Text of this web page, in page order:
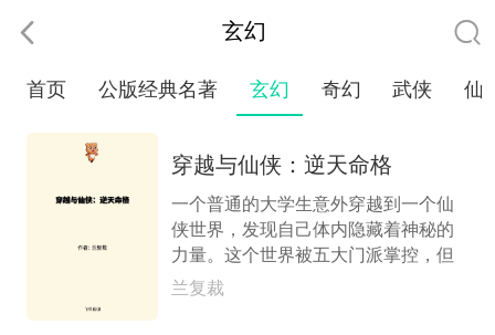
玄幻
首页 公版经典名著 玄幻 奇幻 武侠 仙
穿越与仙侠：逆天命格
一个普通的大学生意外穿越到一个仙
侠世界，发现自己体内隐藏着神秘的
力量。这个世界被五大门派掌控，但
江湖中流传着一个古老的预言：“天机
已乱，凡人执笔，命格尽改。”主人公
兰复裁